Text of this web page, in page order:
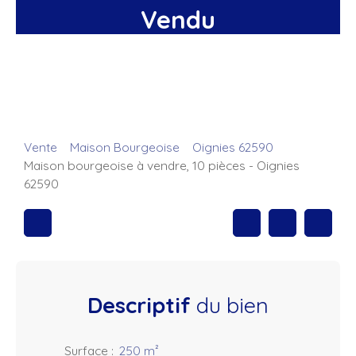
Vendu
Vente Maison Bourgeoise
Oignies 62590
Maison bourgeoise à vendre, 10 pièces - Oignies
62590
Descriptif du bien
Surface : 250 m²